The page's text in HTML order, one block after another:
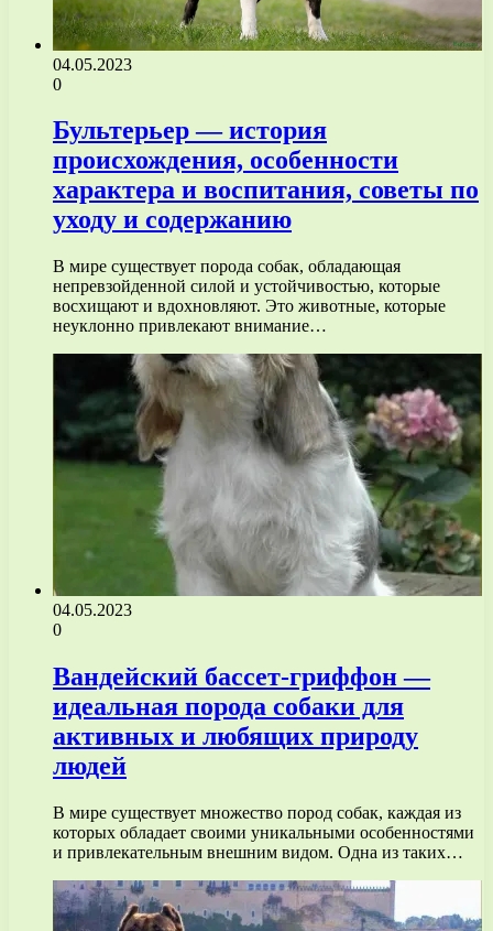
04.05.2023
0
Бультерьер — история
происхождения, особенности
характера и воспитания, советы по
уходу и содержанию
В мире существует порода собак, обладающая
непревзойденной силой и устойчивостью, которые
восхищают и вдохновляют. Это животные, которые
неуклонно привлекают внимание…
04.05.2023
0
Вандейский бассет-гриффон —
идеальная порода собаки для
активных и любящих природу
людей
В мире существует множество пород собак, каждая из
которых обладает своими уникальными особенностями
и привлекательным внешним видом. Одна из таких…